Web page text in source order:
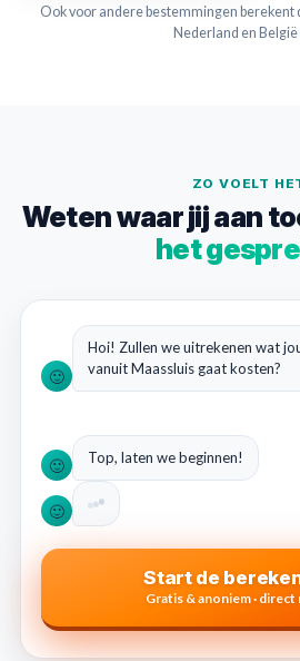
Ook voor andere bestemmingen berekent
Nederland en België
ZO VOELT
Weten waar jij aan
het
🙂
Hoi! Zullen we uitrekenen wat
vanuit Maassluis gaat kosten?
🙂 Top, laten we beginnen!
🙂
Start de
Gratis & anoniem ·